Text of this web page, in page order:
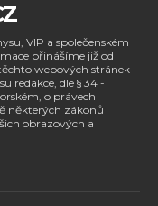
VIP a společenském
přinášíme již od
webových stránek
redakce, dle § 34 -
o právech
některých zákonů
obrazových a